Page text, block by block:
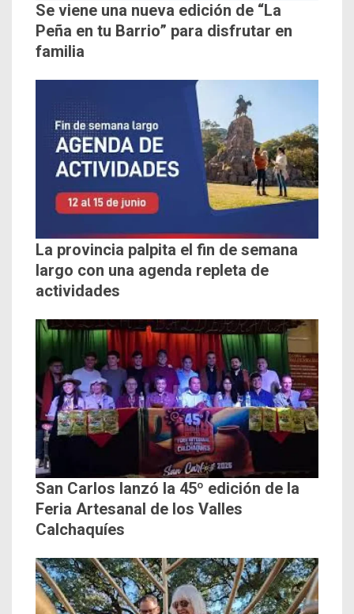
Se viene una nueva edición de “La
Peña en tu Barrio” para disfrutar en
familia
La provincia palpita el fin de semana
largo con una agenda repleta de
actividades
San Carlos lanzó la 45º edición de la
Feria Artesanal de los Valles
Calchaquíes